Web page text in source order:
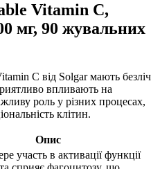
Vitamin C,
мг, 90 жувальних
C від Solgar мають безліч
впливають на
роль у різних процесах,
клітин.
Опис
участь в активації функції